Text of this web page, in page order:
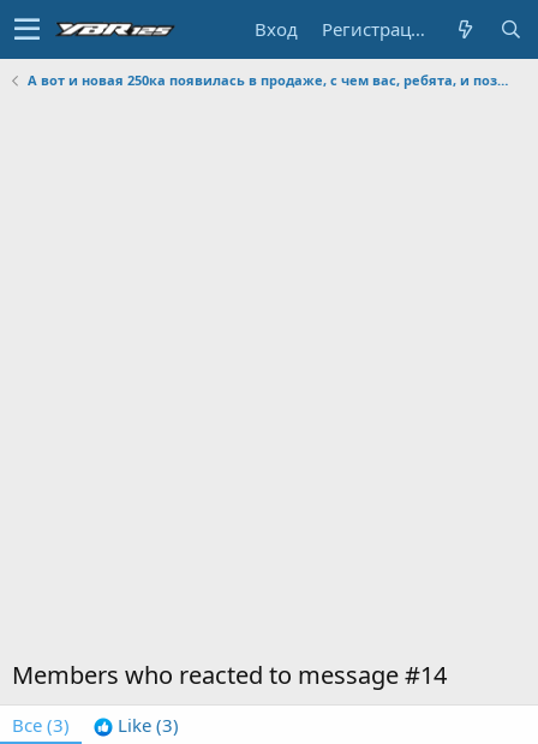
Вход Регистрация
А вот и новая 250ка появилась в продаже, с чем вас, ребята, и поздравляю))
Members who reacted to message #14
Все (3) Like (3)